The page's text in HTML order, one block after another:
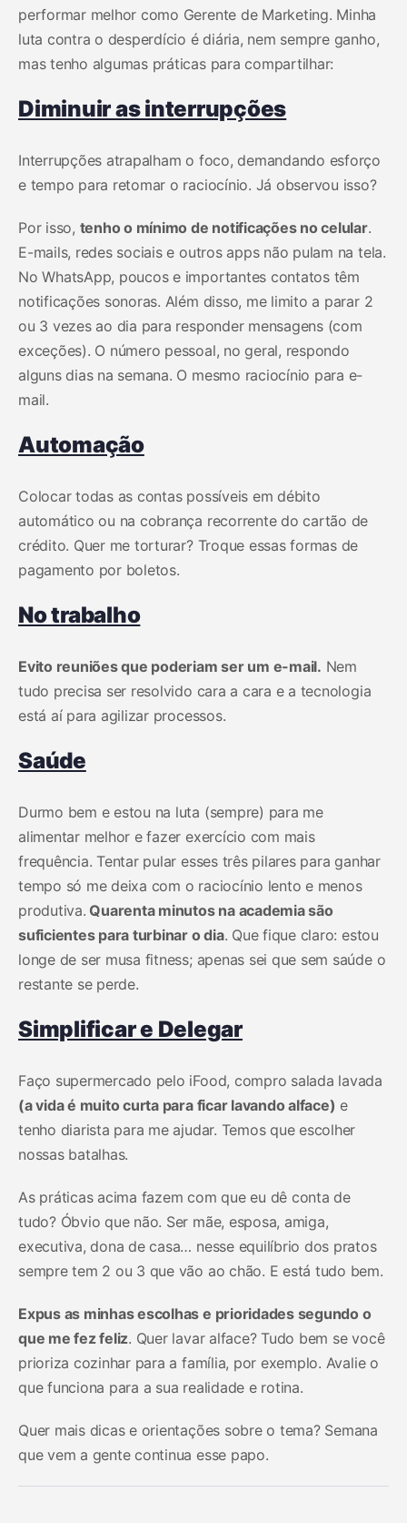
performar melhor como Gerente de Marketing. Minha
luta contra o desperdício é diária, nem sempre ganho,
mas tenho algumas práticas para compartilhar:
Diminuir as interrupções
Interrupções atrapalham o foco, demandando esforço
e tempo para retomar o raciocínio. Já observou isso?
Por isso, tenho o mínimo de notificações no celular.
E-mails, redes sociais e outros apps não pulam na tela.
No WhatsApp, poucos e importantes contatos têm
notificações sonoras. Além disso, me limito a parar 2
ou 3 vezes ao dia para responder mensagens (com
exceções). O número pessoal, no geral, respondo
alguns dias na semana. O mesmo raciocínio para e-
mail.
Automação
Colocar todas as contas possíveis em débito
automático ou na cobrança recorrente do cartão de
crédito. Quer me torturar? Troque essas formas de
pagamento por boletos.
No trabalho
Evito reuniões que poderiam ser um e-mail. Nem
tudo precisa ser resolvido cara a cara e a tecnologia
está aí para agilizar processos.
Saúde
Durmo bem e estou na luta (sempre) para me
alimentar melhor e fazer exercício com mais
frequência. Tentar pular esses três pilares para ganhar
tempo só me deixa com o raciocínio lento e menos
produtiva. Quarenta minutos na academia são
suficientes para turbinar o dia. Que fique claro: estou
longe de ser musa fitness; apenas sei que sem saúde o
restante se perde.
Simplificar e Delegar
Faço supermercado pelo iFood, compro salada lavada
(a vida é muito curta para ficar lavando alface) e
tenho diarista para me ajudar. Temos que escolher
nossas batalhas.
As práticas acima fazem com que eu dê conta de
tudo? Óbvio que não. Ser mãe, esposa, amiga,
executiva, dona de casa… nesse equilíbrio dos pratos
sempre tem 2 ou 3 que vão ao chão. E está tudo bem.
Expus as minhas escolhas e prioridades segundo o
que me fez feliz. Quer lavar alface? Tudo bem se você
prioriza cozinhar para a família, por exemplo. Avalie o
que funciona para a sua realidade e rotina.
Quer mais dicas e orientações sobre o tema? Semana
que vem a gente continua esse papo.